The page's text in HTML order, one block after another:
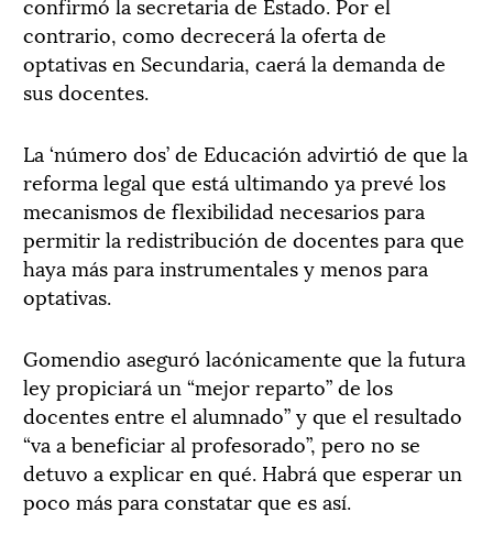
contrario, como decrecerá la oferta de
optativas en Secundaria, caerá la demanda de
sus docentes.
La ‘número dos’ de Educación advirtió de que la
reforma legal que está ultimando ya prevé los
mecanismos de flexibilidad necesarios para
permitir la redistribución de docentes para que
haya más para instrumentales y menos para
optativas.
Gomendio aseguró lacónicamente que la futura
ley propiciará un “mejor reparto” de los
docentes entre el alumnado” y que el resultado
“va a beneficiar al profesorado”, pero no se
detuvo a explicar en qué. Habrá que esperar un
poco más para constatar que es así.